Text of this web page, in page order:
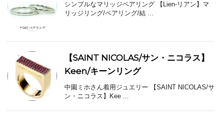
シンプルなマリッジペアリング 【Lien-リアン】マ
リッジリング/ペアリング/結 ...
【SAINT NICOLAS/サン・ニコラス】
Keen/キーンリング
中園ミホさん着用ジュエリー 【SAINT NICOLAS/サ
ン・ニコラス】Kee ...